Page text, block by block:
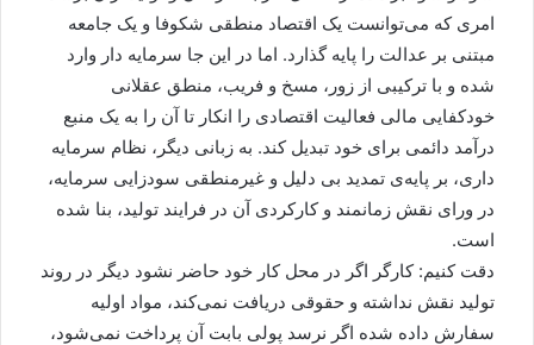
امری که می‌توانست یک اقتصاد منطقی شکوفا و یک جامعه
مبتنی بر عدالت را پایه گذارد. اما در این جا سرمایه دار وارد
شده و با ترکیبی از زور، مسخ و فریب، منطق عقلانی
خودکفایی مالی فعالیت اقتصادی را انکار تا آن را به یک منبع
درآمد دائمی برای خود تبدیل کند. به زبانی دیگر، نظام سرمایه
داری، بر پایه‌ی تمدید بی دلیل و غیرمنطقی سودزایی سرمایه،
در ورای نقش زمانمند و کارکردی آن در فرایند تولید، بنا شده
است.
دقت کنیم: کارگر اگر در محل کار خود حاضر نشود دیگر در روند
تولید نقش نداشته و حقوقی دریافت نمی‌کند، مواد اولیه
سفارش داده شده اگر نرسد پولی بابت آن پرداخت نمی‌شود،